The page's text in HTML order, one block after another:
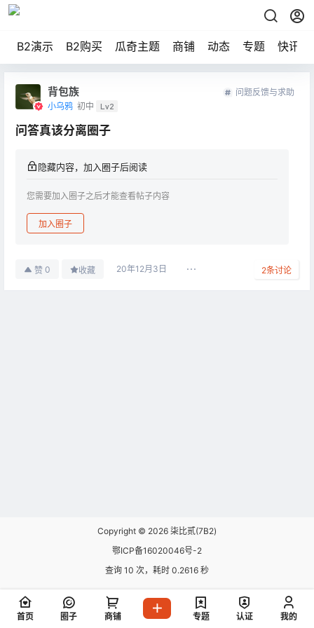
B2演示 B2购买 瓜奇主题 商铺 动态 专题 快讯
背包族
小乌鸦 初中 Lv2
问题反馈与求助
问答真该分离圈子
隐藏内容，加入圈子后阅读
您需要加入圈子之后才能查看帖子内容
加入圈子
赞 0 收藏 20年12月3日 2条讨论
Copyright © 2026 柒比贰(7B2)
鄂ICP备16020046号-2
查询 10 次，耗时 0.2616 秒
首页 圈子 商铺 专题 认证 我的